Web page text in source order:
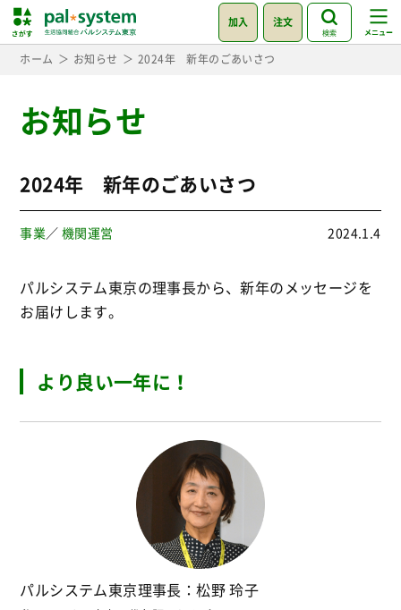
加入 注文
検索
ホーム お知らせ 2024年 新年のごあいさつ
お知らせ
2024年 新年のごあいさつ
事業／機関運営 2024.1.4
パルシステム東京の理事長から、新年のメッセージを
お届けします。
より良い一年に！
パルシステム東京理事長：松野 玲子